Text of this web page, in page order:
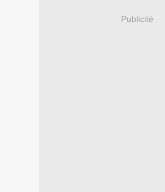
Publicité